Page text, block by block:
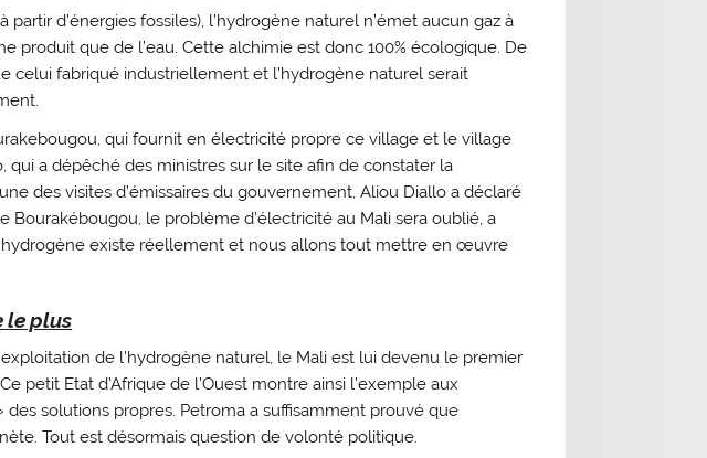
d’énergies fossiles), l’hydrogène naturel n’émet aucun gaz à
produit que de l’eau. Cette alchimie est donc 100% écologique. De
celui fabriqué industriellement et l’hydrogène naturel serait
qui fournit en électricité propre ce village et le village
qui a dépêché des ministres sur le site afin de constater la
des visites d’émissaires du gouvernement, Aliou Diallo a déclaré
Bourakébougou, le problème d’électricité au Mali sera oublié, a
existe réellement et nous allons tout mettre en œuvre
le plus
de l’hydrogène naturel, le Mali est lui devenu le premier
petit Etat d’Afrique de l’Ouest montre ainsi l’exemple aux
solutions propres. Petroma a suffisamment prouvé que
Tout est désormais question de volonté politique.